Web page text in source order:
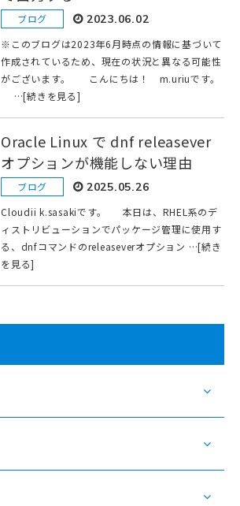
ブログ 2023.06.02
※このブログは2023年6月時点の情報に基づいて
作成されているため、現在の状況と異なる可能性
がございます。 こんにちは！ m.uriuです。
…[続きを見る]
Oracle Linux で dnf releasever
オプションが機能しない理由
ブログ 2025.05.26
Cloudii k.sasakiです。 本日は、RHEL系のデ
ィストリビューションでパッケージ管理に使用す
る、dnfコマンドのreleaseverオプション …[続き
を見る]